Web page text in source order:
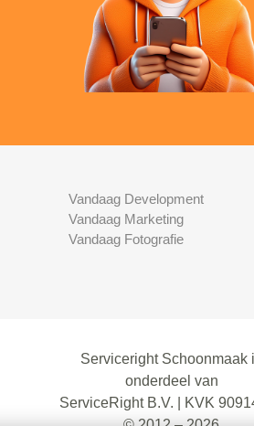
Vandaag Development
Vandaag Marketing
Vandaag Fotografie
Serviceright Schoonmaak
onderdeel van
ServiceRight B.V. | KVK